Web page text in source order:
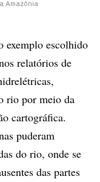
Amazônia
exemplo escolhido
relatórios de
rio por meio da
cartográfica.
puderam
do rio, onde se
das partes